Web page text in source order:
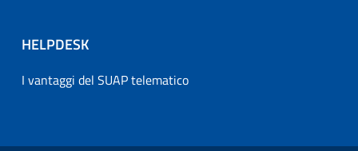
HELPDESK
I vantaggi del SUAP telematico